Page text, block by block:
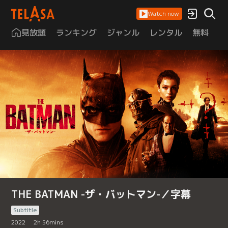
Watch now
見放題 ランキング ジャンル レンタル 無料
THE BATMAN -ザ・バットマン-／字幕
Subtitle
2022
2h 56mins